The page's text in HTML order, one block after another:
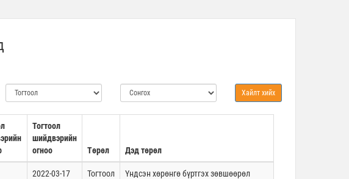
Тогтоол
шийдвэрийн
огноо
Төрөл Дэд төрөл
2022-03-17 Тогтоол
Үндсэн хөрөнгө бүртгэх зөвшөөрөл